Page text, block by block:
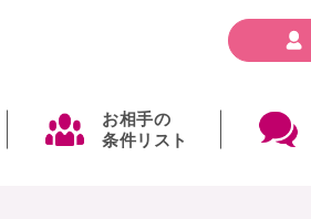
お相手の
条件リスト